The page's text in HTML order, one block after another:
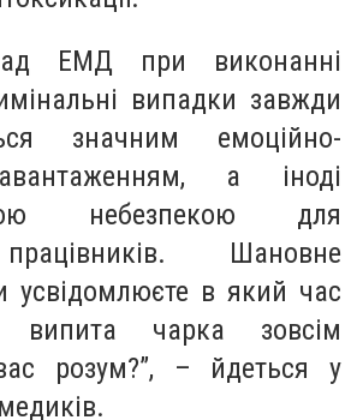
ЕМД при виконанні
випадки завжди
значним емоційно-
а іноді
небезпекою для
Шановне
усвідомлюєте в який час
чарка зовсім
розум?”, – йдеться у